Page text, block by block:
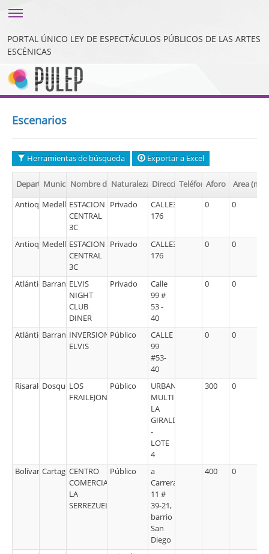
Toggle sidebar
PORTAL ÚNICO LEY DE ESPECTÁCULOS PÚBLICOS DE LAS ARTES
ESCÉNICAS
Escenarios
Herramientas de búsqueda Exportar a Excel
Departamento
MunicipioNombre del escenarioNaturaleza inmueble
DirecciónTeléfonoAforo Area (mt
AntioquiaMedellínESTACION
CENTRAL
3C
Privado
CALLE30#44-
176
0 0
AntioquiaMedellínESTACION
CENTRAL
3C
Privado
CALLE30#44-
176
0 0
AtlánticoBarranquilla
ELVIS
NIGHT
CLUB
DINER
Privado
Calle
99 #
53 -
40
0 0
AtlánticoBarranquillaINVERSIONES
ELVIS
Público
CALLE
99
#53-
40
0 0
RisaraldaDosquebradas
LOS
FRAILEJONES
Público
URBANIZACIÓN
MULTIFAMILIARES
LA
GIRALDA
-
LOTE
4
300 0
Bolívar CartagenaCENTRO
COMERCIAL
LA
SERREZUELA
Público
a
Carrera
11 #
39-21,
barrio
San
Diego
400 0